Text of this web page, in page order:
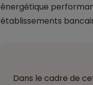
énergétique
établissements
Dans le cadre de